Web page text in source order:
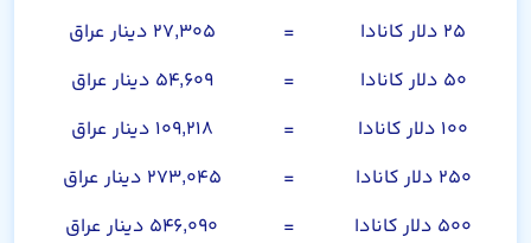
۲۵ دلار کانادا
=
۲۷,۳۰۵ دینار عراق
۵۰ دلار کانادا
=
۵۴,۶۰۹ دینار عراق
۱۰۰ دلار کانادا
=
۱۰۹,۲۱۸ دینار عراق
۲۵۰ دلار کانادا
=
۲۷۳,۰۴۵ دینار عراق
۵۰۰ دلار کانادا
=
۵۴۶,۰۹۰ دینار عراق